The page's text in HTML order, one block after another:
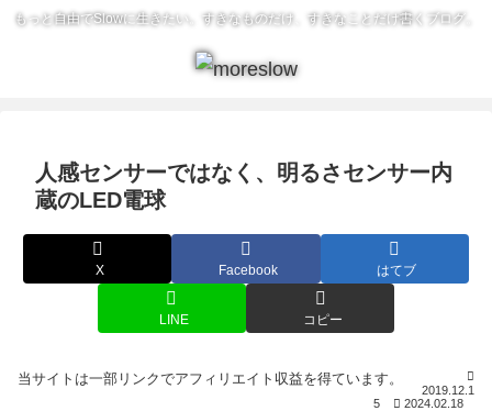
もっと自由でSlowに生きたい。すきなものだけ、すきなことだけ書くブログ。
人感センサーではなく、明るさセンサー内
蔵のLED電球
X Facebook はてブ
LINE コピー
2019.12.1
5
2024.02.18